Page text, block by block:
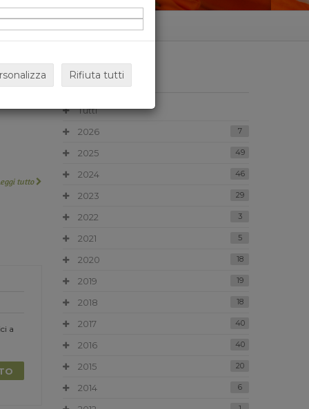
tutto
a
ARCHIVIO
Tutti
2026
7
2025 49
2024 46
2023 29
2022 3
2021 5
2020 18
2019 19
2018 18
2017 40
2016 40
2015 20
2014 6
Rifiuta tutti